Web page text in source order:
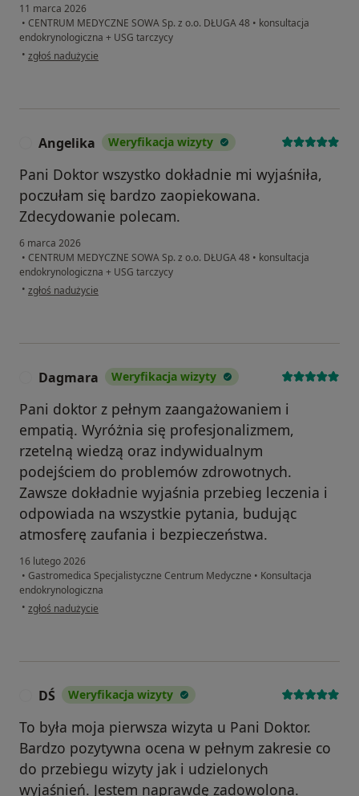
11 marca 2026
• CENTRUM MEDYCZNE SOWA Sp. z o.o. DŁUGA 48 • konsultacja
endokrynologiczna + USG tarczycy
• w opinii użytkownika Małgorzata
zgłoś nadużycie
Angelika Weryfikacja wizyty
Pani Doktor wszystko dokładnie mi wyjaśniła,
poczułam się bardzo zaopiekowana.
Zdecydowanie polecam.
6 marca 2026
• CENTRUM MEDYCZNE SOWA Sp. z o.o. DŁUGA 48 • konsultacja
endokrynologiczna + USG tarczycy
• w opinii użytkownika Angelika
zgłoś nadużycie
Dagmara Weryfikacja wizyty
Pani doktor z pełnym zaangażowaniem i
empatią. Wyróżnia się profesjonalizmem,
rzetelną wiedzą oraz indywidualnym
podejściem do problemów zdrowotnych.
Zawsze dokładnie wyjaśnia przebieg leczenia i
odpowiada na wszystkie pytania, budując
atmosferę zaufania i bezpieczeństwa.
16 lutego 2026
• Gastromedica Specjalistyczne Centrum Medyczne • Konsultacja
endokrynologiczna
• w opinii użytkownika Dagmara
zgłoś nadużycie
DŚ Weryfikacja wizyty
To była moja pierwsza wizyta u Pani Doktor.
Bardzo pozytywna ocena w pełnym zakresie co
do przebiegu wizyty jak i udzielonych
wyjaśnień. Jestem naprawdę zadowolona.